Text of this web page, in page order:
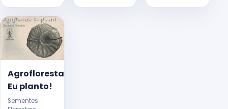
Agrofloresta:
Eu planto!
Sementes